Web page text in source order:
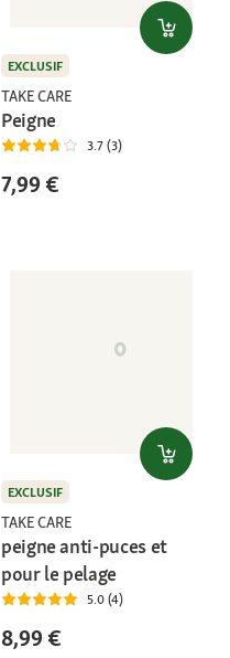
EXCLUSIF
TAKE CARE
Peigne
3.7 (3)
7,99 €
EXCLUSIF
TAKE CARE
peigne anti-puces et
pour le pelage
5.0 (4)
8,99 €